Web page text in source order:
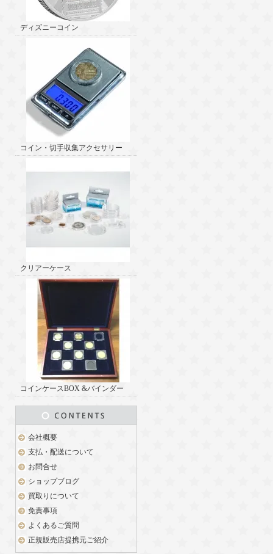
ディズニーコイン
コイン・切手収集アクセサリー
クリアーケース
コインケースBOX &バインダー
会社概要
支払・配送について
お問合せ
ショップブログ
買取りについて
免責事項
よくあるご質問
正規販売店提携元ご紹介